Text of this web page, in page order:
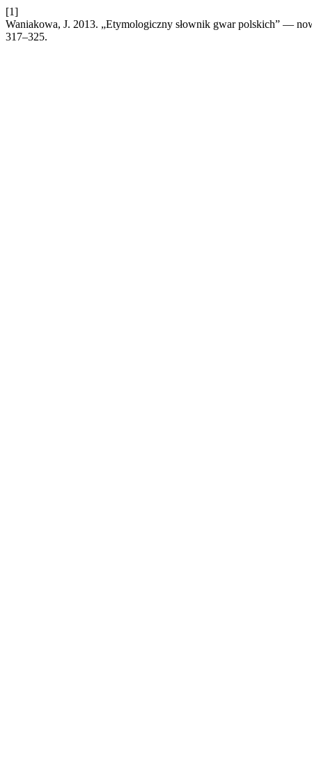
[1]
Waniakowa, J. 2013. „Etymologiczny słownik gwar polskich” —
317–325.